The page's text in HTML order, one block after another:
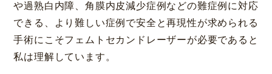
や過熟白内障、角膜内皮減少症例などの難症例に対応
できる、より難しい症例で安全と再現性が求められる
手術にこそフェムトセカンドレーザーが必要であると
私は理解しています。